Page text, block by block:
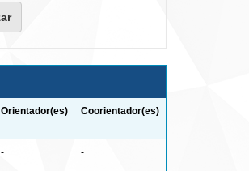
Orientador(es) Coorientador(es)
- -